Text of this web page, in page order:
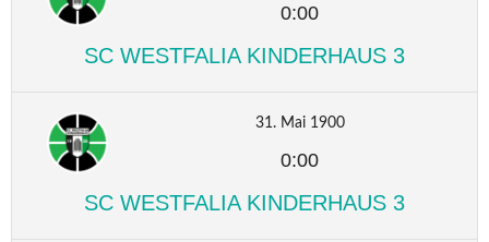
0:00
SC WESTFALIA KINDERHAUS 3
31. Mai 1900
0:00
SC WESTFALIA KINDERHAUS 3